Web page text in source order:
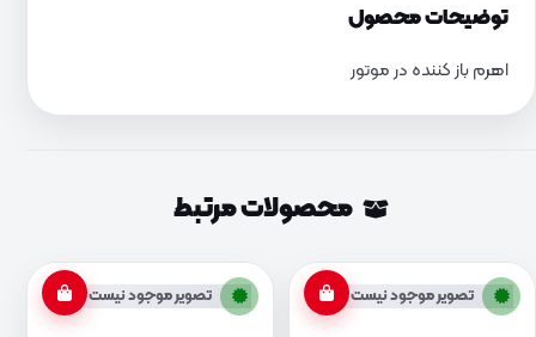
توضیحات محصول
اهرم باز کننده در موتور
محصولات مرتبط
تصویر موجود نیست تصویر موجود نیست